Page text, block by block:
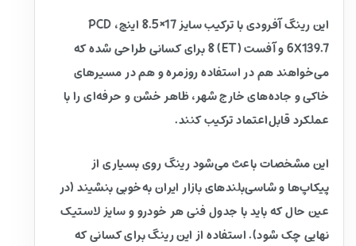
این رینگ آفرودی با ترکیب سایز 17×8.5 اینچ، PCD
6X139.7 و آفست (ET) 8 برای کسانی طراحی شده که
می‌خواهند هم در استفاده روزمره و هم در مسیرهای
خاکی و جاده‌های خارج شهر، ظاهر خشن و حرفه‌ای را با
عملکرد قابل‌اعتماد ترکیب کنند.
این مشخصات باعث می‌شود رینگ روی بسیاری از
پیکاپ‌ها و شاسی‌بلندهای بازار ایران به‌خوبی بنشیند (در
عین حال که باید با جدول فنی هر خودرو و سایز لاستیک
نهایی چک شود). استفاده از این رینگ برای کسانی که